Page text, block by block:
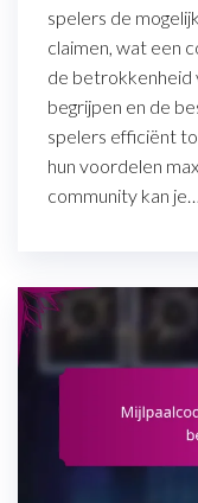
spelers de
claimen, wat een
de betrokkenheid
begrijpen en de
spelers efficiënt
hun voordelen
community kan je…